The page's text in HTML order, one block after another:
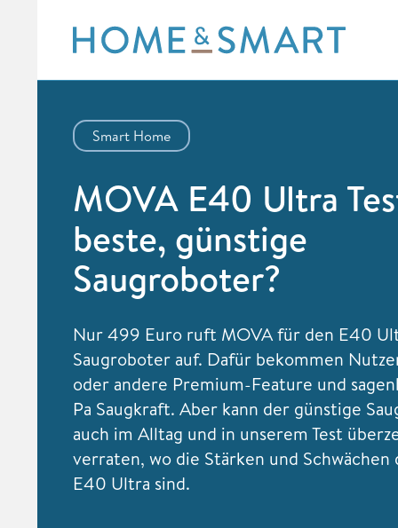
content
Smart Home
MOVA E40 Ultra
beste, günstige
Saugroboter?
Nur 499 Euro ruft MOVA für den E40
Saugroboter auf. Dafür bekommen
oder andere Premium-Feature und
Pa Saugkraft. Aber kann der günstige
auch im Alltag und in unserem Test
verraten, wo die Stärken und Schwächen
E40 Ultra sind.